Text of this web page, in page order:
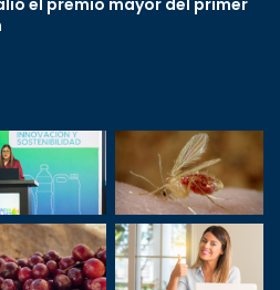
el premio mayor del primer